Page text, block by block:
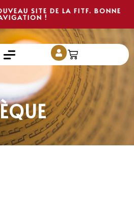
SITE DE LA FITF. BONNE
!